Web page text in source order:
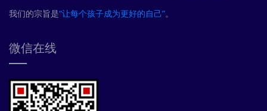
我们的宗旨是“让每个孩子成为更好的自己”。
微信在线